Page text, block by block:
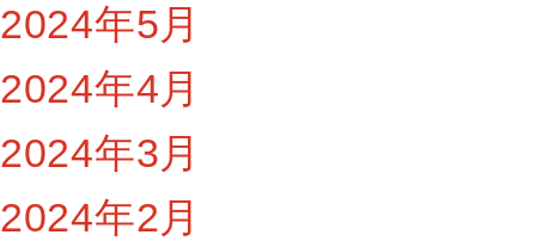
2024年5月
2024年4月
2024年3月
2024年2月